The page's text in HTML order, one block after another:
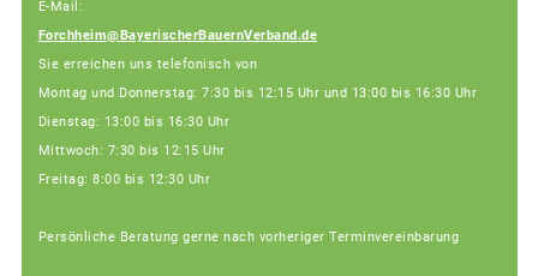
E-Mail:
Forchheim@BayerischerBauernVerband.de
Sie erreichen uns telefonisch von
Montag und Donnerstag: 7:30 bis 12:15 Uhr und 13:00 bis 16:30 Uhr
Dienstag: 13:00 bis 16:30 Uhr
Mittwoch: 7:30 bis 12:15 Uhr
Freitag: 8:00 bis 12:30 Uhr
Persönliche Beratung gerne nach vorheriger Terminvereinbarung